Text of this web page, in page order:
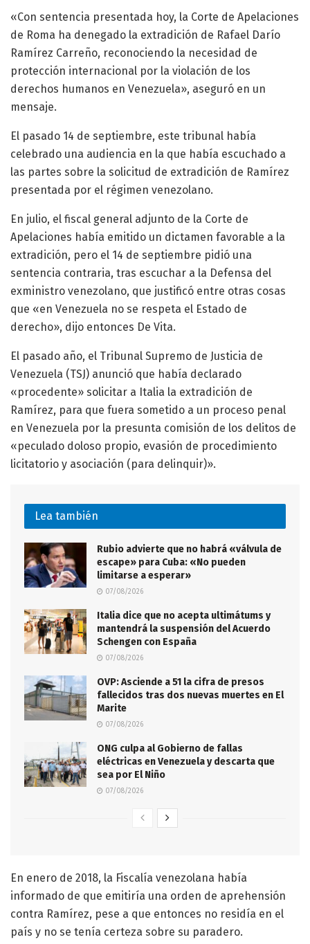
«Con sentencia presentada hoy, la Corte de Apelaciones
de Roma ha denegado la extradición de Rafael Darío
Ramírez Carreño, reconociendo la necesidad de
protección internacional por la violación de los
derechos humanos en Venezuela», aseguró en un
mensaje.
El pasado 14 de septiembre, este tribunal había
celebrado una audiencia en la que había escuchado a
las partes sobre la solicitud de extradición de Ramírez
presentada por el régimen venezolano.
En julio, el fiscal general adjunto de la Corte de
Apelaciones había emitido un dictamen favorable a la
extradición, pero el 14 de septiembre pidió una
sentencia contraria, tras escuchar a la Defensa del
exministro venezolano, que justificó entre otras cosas
que «en Venezuela no se respeta el Estado de
derecho», dijo entonces De Vita.
El pasado año, el Tribunal Supremo de Justicia de
Venezuela (TSJ) anunció que había declarado
«procedente» solicitar a Italia la extradición de
Ramírez, para que fuera sometido a un proceso penal
en Venezuela por la presunta comisión de los delitos de
«peculado doloso propio, evasión de procedimiento
licitatorio y asociación (para delinquir)».
Lea también
Rubio advierte que no habrá «válvula de
escape» para Cuba: «No pueden
limitarse a esperar»
07/08/2026
Italia dice que no acepta ultimátums y
mantendrá la suspensión del Acuerdo
Schengen con España
07/08/2026
OVP: Asciende a 51 la cifra de presos
fallecidos tras dos nuevas muertes en El
Marite
07/08/2026
ONG culpa al Gobierno de fallas
eléctricas en Venezuela y descarta que
sea por El Niño
07/08/2026
En enero de 2018, la Fiscalía venezolana había
informado de que emitiría una orden de aprehensión
contra Ramírez, pese a que entonces no residía en el
país y no se tenía certeza sobre su paradero.